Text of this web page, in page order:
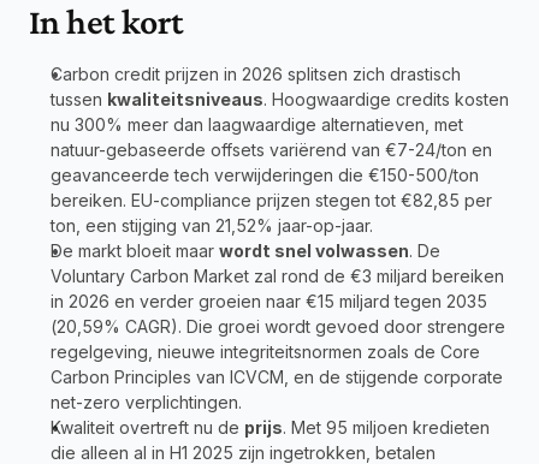
In het kort
Carbon credit prijzen in 2026 splitsen zich drastisch
tussen kwaliteitsniveaus. Hoogwaardige credits kosten
nu 300% meer dan laagwaardige alternatieven, met
natuur-gebaseerde offsets variërend van €7-24/ton en
geavanceerde tech verwijderingen die €150-500/ton
bereiken. EU-compliance prijzen stegen tot €82,85 per
ton, een stijging van 21,52% jaar-op-jaar.
De markt bloeit maar wordt snel volwassen. De
Voluntary Carbon Market zal rond de €3 miljard bereiken
in 2026 en verder groeien naar €15 miljard tegen 2035
(20,59% CAGR). Die groei wordt gevoed door strengere
regelgeving, nieuwe integriteitsnormen zoals de Core
Carbon Principles van ICVCM, en de stijgende corporate
net-zero verplichtingen.
Kwaliteit overtreft nu de prijs. Met 95 miljoen kredieten
die alleen al in H1 2025 zijn ingetrokken, betalen